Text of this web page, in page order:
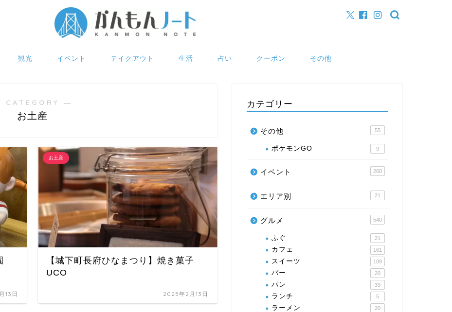
観光 イベント テイクアウト 生活 占い クーポン その他
―
お土産
13日
お土産
【城下町長府ひなまつり】焼き菓子
UCO
2025年2月13日
カテゴリー
その他 55
ポケモンGO 9
イベント 260
エリア別 21
グルメ 540
ふぐ 21
カフェ 161
スイーツ 109
バー 20
パン 39
ランチ 5
ラーメン 20